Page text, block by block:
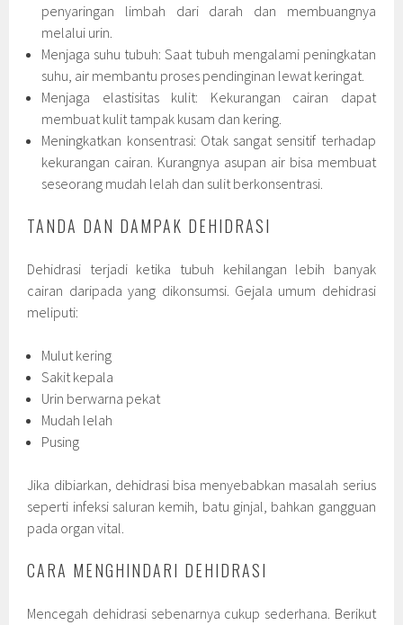
penyaringan limbah dari darah dan membuangnya
melalui urin.
Menjaga suhu tubuh: Saat tubuh mengalami peningkatan
suhu, air membantu proses pendinginan lewat keringat.
Menjaga elastisitas kulit: Kekurangan cairan dapat
membuat kulit tampak kusam dan kering.
Meningkatkan konsentrasi: Otak sangat sensitif terhadap
kekurangan cairan. Kurangnya asupan air bisa membuat
seseorang mudah lelah dan sulit berkonsentrasi.
TANDA DAN DAMPAK DEHIDRASI
Dehidrasi terjadi ketika tubuh kehilangan lebih banyak
cairan daripada yang dikonsumsi. Gejala umum dehidrasi
meliputi:
Mulut kering
Sakit kepala
Urin berwarna pekat
Mudah lelah
Pusing
Jika dibiarkan, dehidrasi bisa menyebabkan masalah serius
seperti infeksi saluran kemih, batu ginjal, bahkan gangguan
pada organ vital.
CARA MENGHINDARI DEHIDRASI
Mencegah dehidrasi sebenarnya cukup sederhana. Berikut